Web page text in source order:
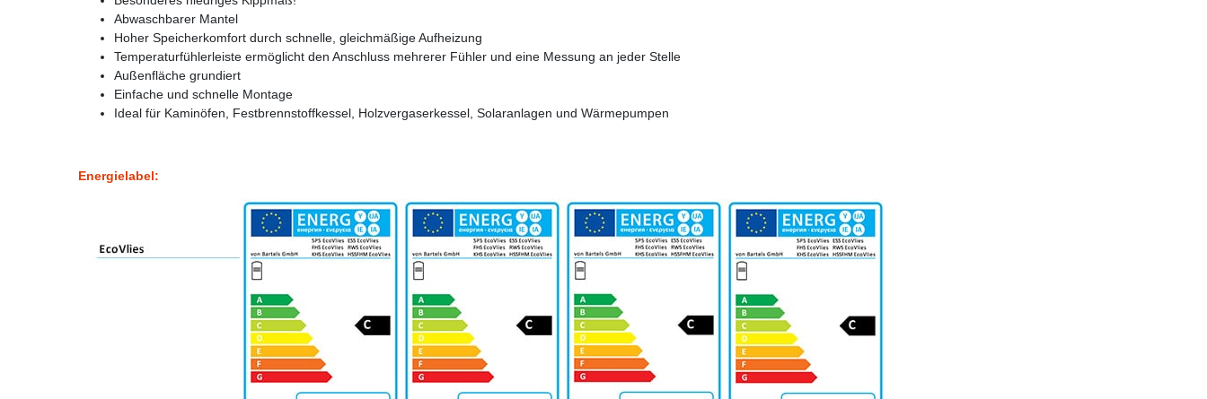
Abwaschbarer Mantel
Hoher Speicherkomfort durch schnelle, gleichmäßige Aufheizung
Temperaturfühlerleiste ermöglicht den Anschluss mehrerer Fühler und eine Messung an jeder Stelle
Außenfläche grundiert
Einfache und schnelle Montage
Ideal für Kaminöfen, Festbrennstoffkessel, Holzvergaserkessel, Solaranlagen und Wärmepumpen
Energielabel: